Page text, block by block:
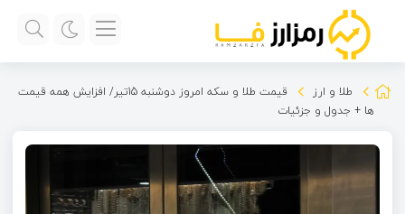
طلا و ارز
قیمت طلا و سکه امروز دوشنبه 15تیر/ افزایش همه قیمت
ها + جدول و جزئیات